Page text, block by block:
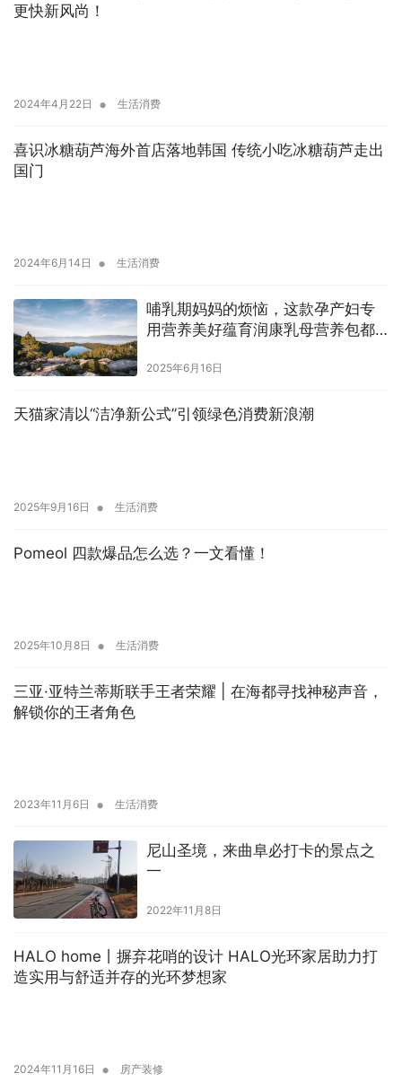
更快新风尚！
2024年4月22日 • 生活消费
喜识冰糖葫芦海外首店落地韩国 传统小吃冰糖葫芦走出
国门
2024年6月14日 • 生活消费
哺乳期妈妈的烦恼，这款孕产妇专
用营养美好蕴育润康乳母营养包都
2025年6月16日
天猫家清以“洁净新公式”引领绿色消费新浪潮
2025年9月16日 • 生活消费
Pomeol 四款爆品怎么选？一文看懂！
2025年10月8日 • 生活消费
三亚·亚特兰蒂斯联手王者荣耀 | 在海都寻找神秘声音，
解锁你的王者角色
2023年11月6日 • 生活消费
尼山圣境，来曲阜必打卡的景点之
一
2022年11月8日
HALO home丨摒弃花哨的设计 HALO光环家居助力打
造实用与舒适并存的光环梦想家
2024年11月16日 • 房产装修